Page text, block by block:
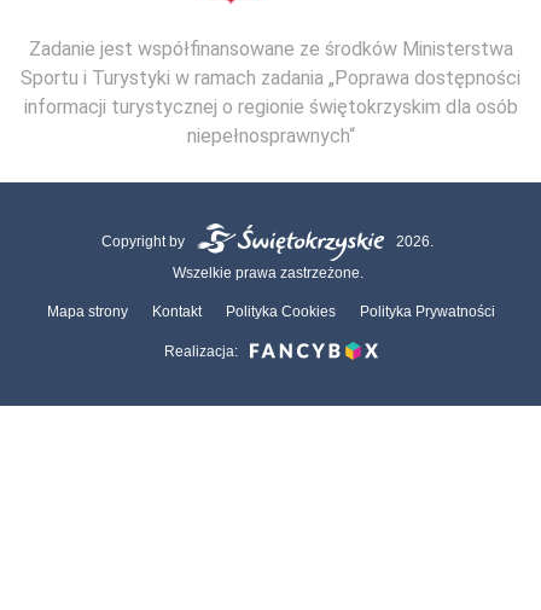
Zadanie jest współfinansowane ze środków Ministerstwa
Sportu i Turystyki w ramach zadania „Poprawa dostępności
informacji turystycznej o regionie świętokrzyskim dla osób
niepełnosprawnych“
Copyright by
2026.
Wszelkie prawa zastrzeżone.
Mapa strony Kontakt Polityka Cookies Polityka Prywatności
Realizacja: